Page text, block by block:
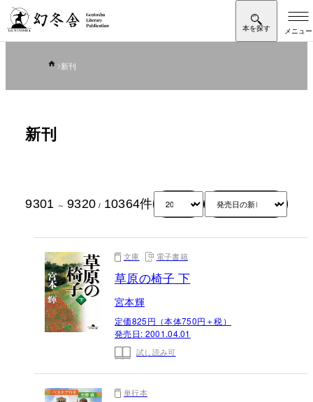
新刊
新刊
9301 ～ 9320 / 10364件
文庫 電子書籍
草原の椅子 下
宮本輝
定価825円（本体750円＋税）
発売日: 2001.04.01
試し読み可
単行本